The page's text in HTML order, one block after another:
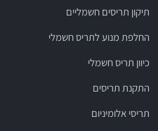
תיקון תריסים חשמליים
החלפת מנוע לתריס חשמלי
כיוון תריס חשמלי
התקנת תריסים
תריסי אלומיניום